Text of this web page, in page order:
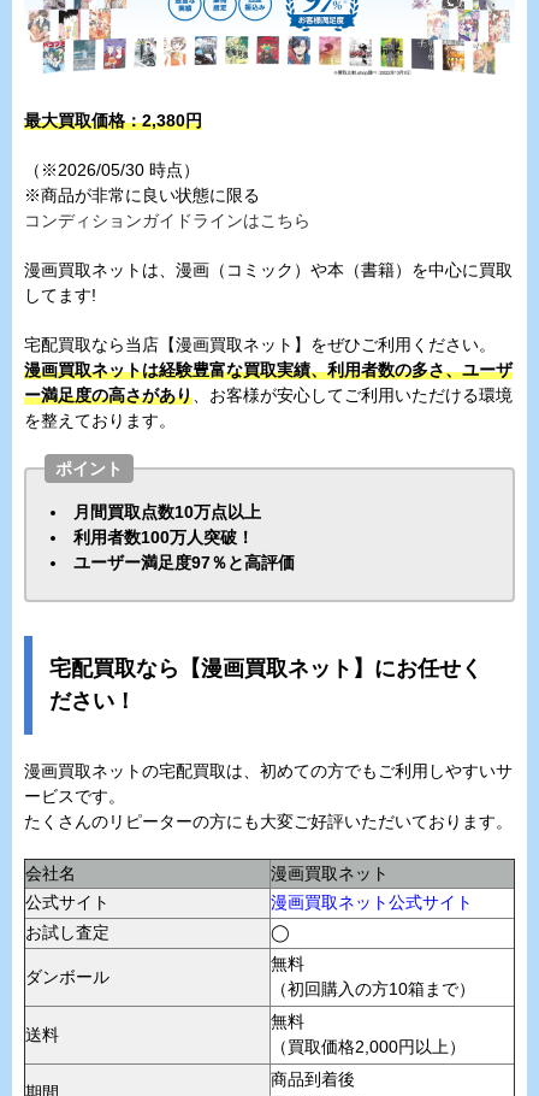
最大買取価格：2,380円
（※2026/05/30 時点）
※商品が非常に良い状態に限る
コンディションガイドラインはこちら
漫画買取ネットは、漫画（コミック）や本（書籍）を中心に買取
してます!
宅配買取なら当店【漫画買取ネット】をぜひご利用ください。
漫画買取ネットは経験豊富な買取実績、利用者数の多さ、ユーザ
ー満足度の高さがあり 、お客様が安心してご利用いただける環境
を整えております。
ポイント
月間買取点数10万点以上
利用者数100万人突破！
ユーザー満足度97％と高評価
宅配買取なら【漫画買取ネット】にお任せく
ださい！
漫画買取ネットの宅配買取は、初めての方でもご利用しやすいサ
ービスです。
たくさんのリピーターの方にも大変ご好評いただいております。
会社名
漫画買取ネット
公式サイト
漫画買取ネット公式サイト
お試し査定
◯
ダンボール
無料
（初回購入の方10箱まで）
送料
無料
（買取価格2,000円以上）
商品到着後